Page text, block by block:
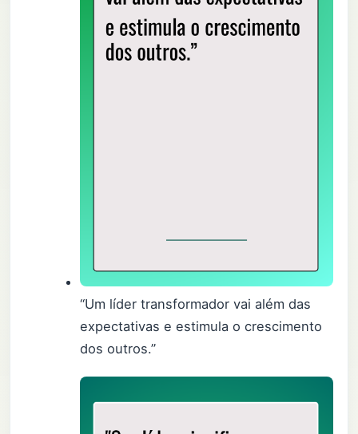
“Um líder transformador vai além das
expectativas e estimula o crescimento
dos outros.”